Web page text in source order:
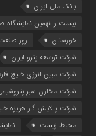
بانک ملی ایران
بیست و نهمین نمایشگاه
خوزستان
روز
شركت توسعه پترو ایران
شرکت مبین انرژی خلیج
شرکت مخازن سبز
شرکت پالایش گاز هویزه
محیط زیست